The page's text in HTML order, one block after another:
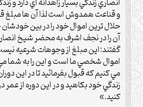
و قناعت همدوش است لذا آن ها مبلغ
حلال ترين اموال خود را در بين
آن را در نجف اشرف به محضر شيخ
‌گفتند‌:‌اين مبلغ از وجوهات شرعيه
اموال شخصي ما است و اين را به شما
مي کنيم که قبول ‌بفرمائيد تا در اين
زندگي خود بکاهيد و در اين دوره از
کنيد‌.»‌